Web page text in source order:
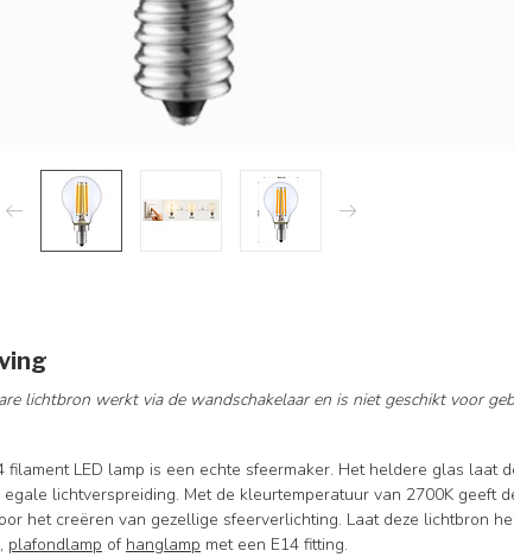
lichtbron werkt via de wandschakelaar en is niet geschikt voor
filament LED lamp is een echte sfeermaker. Het heldere glas laat
lichtverspreiding. Met de kleurtemperatuur van 2700K geeft
het creëren van gezellige sfeerverlichting. Laat deze lichtbron
, plafondlamp of hanglamp met een E14 fitting.